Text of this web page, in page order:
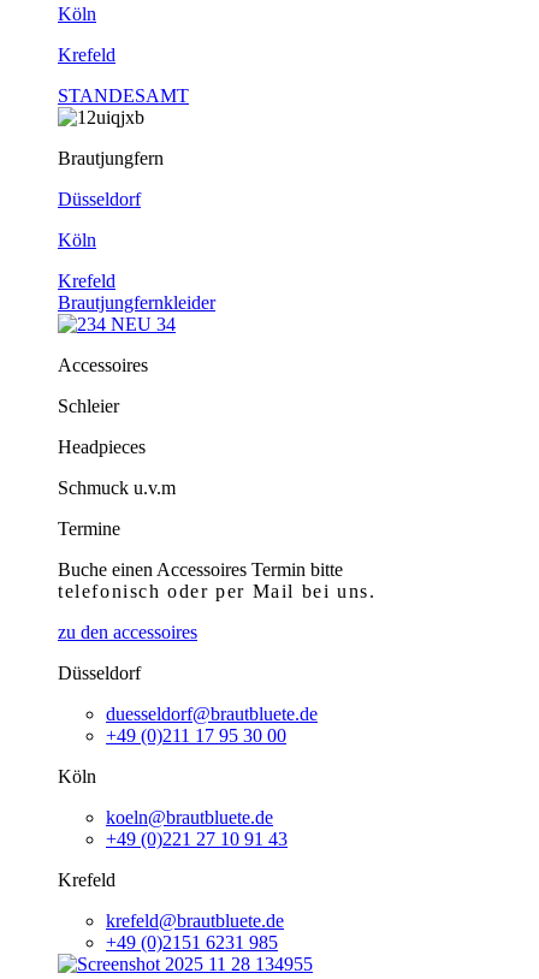
Köln
Krefeld
STANDESAMT
Brautjungfern
Düsseldorf
Köln
Krefeld
Brautjungfernkleider
Accessoires
Schleier
Headpieces
Schmuck u.v.m
Termine
Buche einen Accessoires Termin bitte
telefonischoder per Mail bei uns.
zu den accessoires
Düsseldorf
duesseldorf@brautbluete.de
+49 (0)211 17 95 30 00
Köln
koeln@brautbluete.de
+49 (0)221 27 10 91 43
Krefeld
krefeld@brautbluete.de
+49 (0)2151 6231 985